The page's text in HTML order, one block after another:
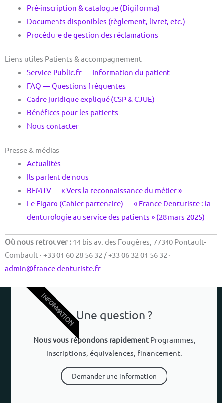
Pré-inscription & catalogue (Digiforma)
Documents disponibles (règlement, livret, etc.)
Procédure de gestion des réclamations
Liens utiles Patients & accompagnement
Service-Public.fr — Information du patient
FAQ — Questions fréquentes
Cadre juridique expliqué (CSP & CJUE)
Bénéfices pour les patients
Nous contacter
Presse & médias
Actualités
Ils parlent de nous
BFMTV — « Vers la reconnaissance du métier »
Le Figaro (Cahier partenaire) — « France Denturiste : la
denturologie au service des patients » (28 mars 2025)
Où nous retrouver : 14 bis av. des Fougères, 77340 Pontault-
Combault · +33 01 60 28 56 32 / +33 06 32 01 56 32 ·
admin@france-denturiste.fr
Une question ?
Nous vous répondons rapidementProgrammes,
inscriptions, équivalences, financement.
Demander une information
INFORMATION